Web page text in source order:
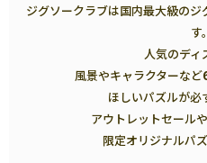
ジグソークラブは国内最大級の
す。
人気のディ
風景やキャラクターなど
ほしいパズルが必
アウトレットセール
限定オリジナルパ